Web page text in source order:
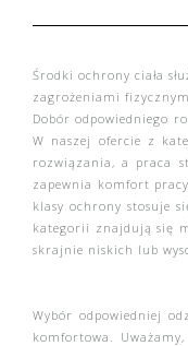
Środki ochrony ciała
zagrożeniami
Dobór odpowiedniego
W naszej ofercie z
rozwiązania, a praca
zapewnia komfort
klasy ochrony stosuje
kategorii znajdują się
skrajnie niskich lub
Wybór odpowiedniej
komfortowa.